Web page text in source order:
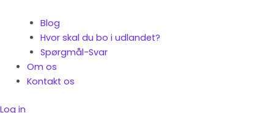
Blog
Hvor skal du bo i udlandet?
Spørgmål-Svar
Om os
Kontakt os
Log in